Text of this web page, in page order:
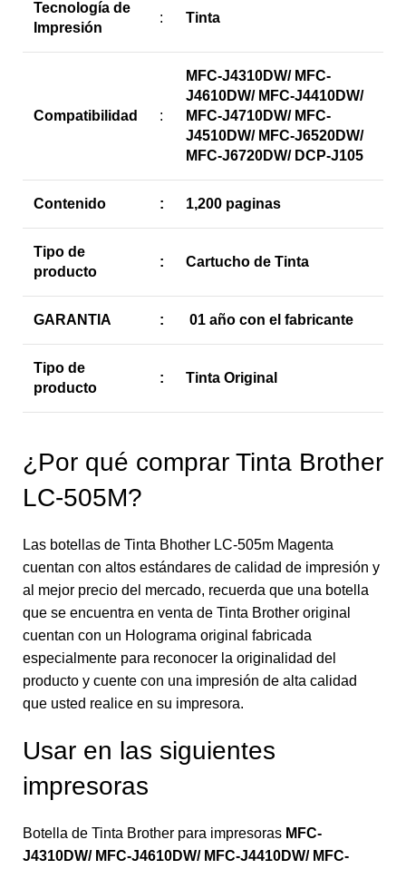
Tecnología de
Impresión
: Tinta
Compatibilidad :
MFC-J4310DW/ MFC-
J4610DW/ MFC-J4410DW/
MFC-J4710DW/ MFC-
J4510DW/ MFC-J6520DW/
MFC-J6720DW/ DCP-J105
Contenido : 1,200 paginas
Tipo de
producto
: Cartucho de Tinta
GARANTIA : 01 año con el fabricante
Tipo de
producto
: Tinta Original
¿Por qué comprar Tinta Brother
LC-505M?
Las botellas de Tinta Bhother LC-505m Magenta
cuentan con altos estándares de calidad de impresión y
al mejor precio del mercado, recuerda que una botella
que se encuentra en venta de Tinta Brother original
cuentan con un Holograma original fabricada
especialmente para reconocer la originalidad del
producto y cuente con una impresión de alta calidad
que usted realice en su impresora.
Usar en las siguientes
impresoras
Botella de Tinta Brother para impresoras MFC-
J4310DW/ MFC-J4610DW/ MFC-J4410DW/ MFC-